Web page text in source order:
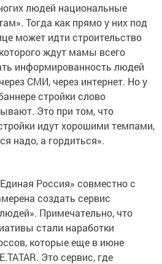
людей национальные
Тогда как прямо у них под
может идти строительство
ждут мамы всего
информированность людей
СМИ, через интернет. Но у
стройки слово
Это при том, что
идут хорошими темпами,
надо, а гордиться».
Россия» совместно с
создать сервис
Примечательно, что
стали наработки
которые еще в июне
Это сервис, где